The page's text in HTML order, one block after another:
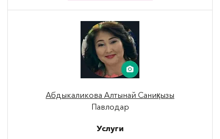
Абдыкаликова Алтынай Саниқызы
Павлодар
Услуги